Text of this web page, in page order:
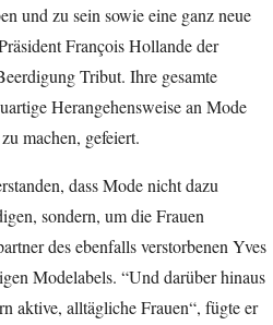
und zu sein sowie eine ganz neue
François Hollande der
Tribut. Ihre gesamte
Herangehensweise an Mode
machen, gefeiert.
dass Mode nicht dazu
sondern, um die Frauen
des ebenfalls verstorbenen Yves
Modelabels. “Und darüber hinaus
aktive, alltägliche Frauen“, fügte er